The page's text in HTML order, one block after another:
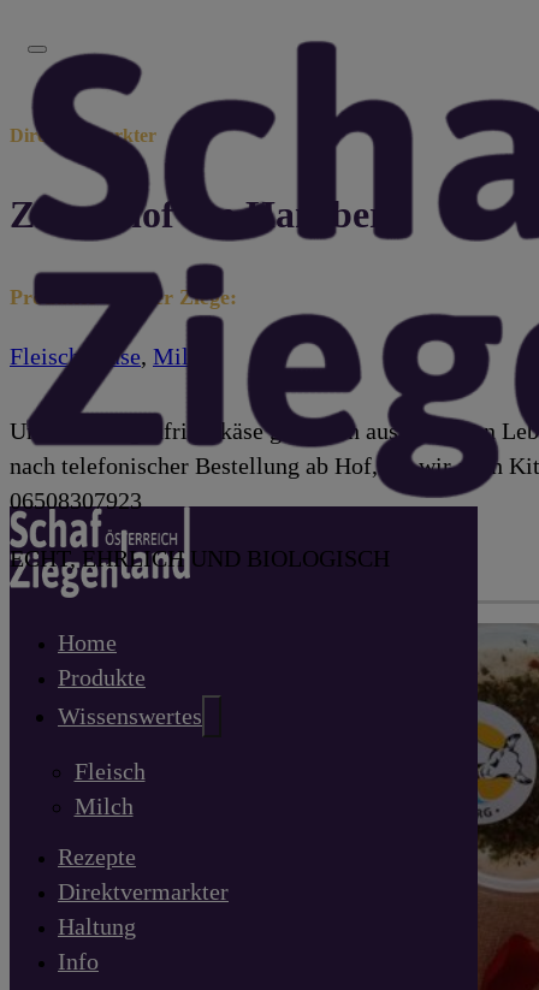
Home
Produkte
Wissenswertes
Fleisch
Milch
Rezepte
Direktvermarkter
Haltung
Info
Direktvermarkter
Ziegenhof am Hansberg
Produkte von der Ziege:
Fleisch Käse, Milch
Unseren Ziegenfrischkäse gibt es in ausgesuchten
nach telefonischer Bestellung ab Hof, wo wir auch
06508307923
ECHT, EHRLICH UND BIOLOGISCH